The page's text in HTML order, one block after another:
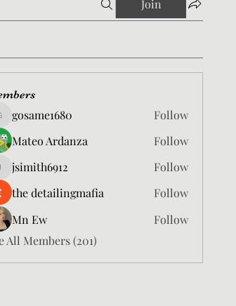
Join
gosame1680
Follow
Mateo Ardanza
Follow
jsimith6912
Follow
the detailingmafia
Follow
Mn Ew
Follow
All Members (201)